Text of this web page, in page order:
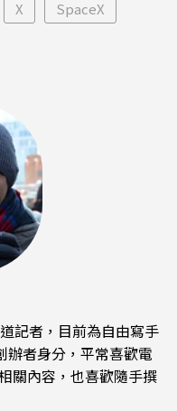
X SpaceX
記者，目前為自由寫手
者身分，平常喜歡電
關內容，也喜歡隨手撰